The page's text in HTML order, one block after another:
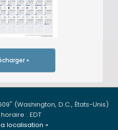
»
(Washington, D.C., États-Unis)
: EDT
localisation »